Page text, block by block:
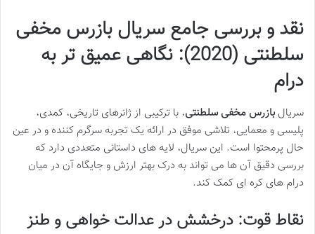
نقد و بررسی جامع سریال بازرس مخفی
سلطنتی (2020): نگاهی عمیق تر به
درام
سریال بازرس مخفی سلطنتی، با ترکیبی از ژانرهای تاریخی، کمدی،
پلیسی و معمایی، تلاشی موفق در ارائه یک تجربه سرگرم کننده و در عین
حال پرمحتوا است. این سریال، لایه های داستانی متعددی دارد که
بررسی دقیق آن ها می تواند به درک بهتر ارزش و جایگاه آن در میان
درام های کره ای کمک کند.
نقاط قوت: درخشش در عدالت خواهی و طنز